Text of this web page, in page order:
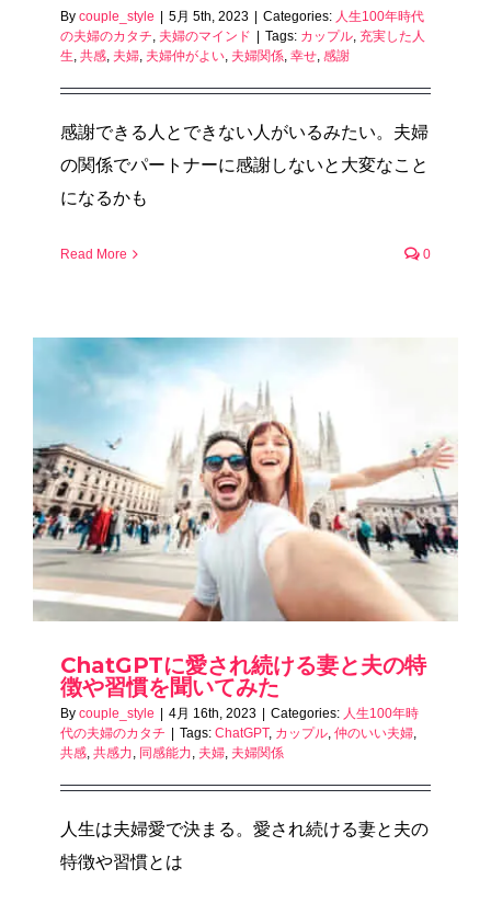
By couple_style 5月 5th, 2023 Categories: 人生100年時代
の夫婦のカタチ, 夫婦のマインド Tags: カップル, 充実した人
生, 共感, 夫婦, 夫婦仲がよい, 夫婦関係, 幸せ, 感謝
感謝できる人とできない人がいるみたい。夫婦
の関係でパートナーに感謝しないと大変なこと
になるかも
Read More 0
ChatGPTに愛され続ける妻と夫の特
徴や習慣を聞いてみた
By couple_style 4月 16th, 2023 Categories: 人生100年時
代の夫婦のカタチ
Tags: ChatGPT, カップル, 仲のいい夫婦,
共感, 共感力, 同感能力, 夫婦, 夫婦関係
人生は夫婦愛で決まる。愛され続ける妻と夫の
特徴や習慣とは